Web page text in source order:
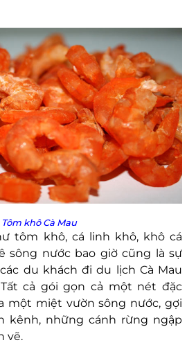
Tôm khô Cà Mau
tôm khô, cá linh khô, khô cá
sông nước bao giờ cũng là sự
du khách đi du lịch Cà Mau
cả gói gọn cả một nét đặc
một miệt vườn sông nước, gợi
kênh, những cánh rừng ngập
vẽ.